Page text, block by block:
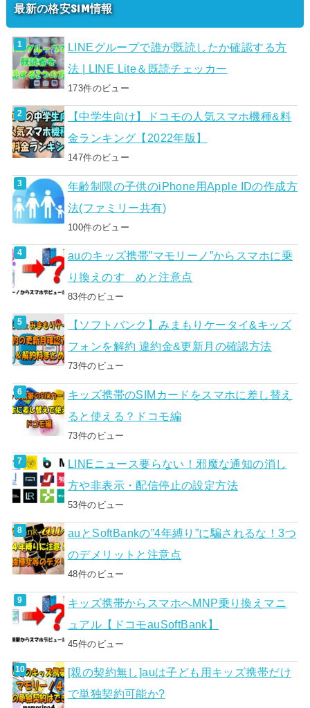
最新の格安SIM情報
LINEグループで誰が既読したか確認する方
法 | LINE Lite＆既読チェッカー
173件のビュー
【中学生向け】ドコモの人気スマホ機種&料
金ランキング【2022年版】
147件のビュー
年齢制限の子供のiPhone用Apple IDの作成方
法(ファミリー共有)
100件のビュー
auのキッズ携帯”マモリーノ”からスマホに乗
り換えのすゝめと注意点
83件のビュー
【ソフトバンク】みまもりケータイ&キッズ
フォンを解約 違約金&更新月の確認方法
73件のビュー
キッズ携帯のSIMカードをスマホに差し替え
ると使える？ドコモ編
73件のビュー
LINEニュース要らない！邪魔な通知の消し
方や非表示・配信停止の設定方法
53件のビュー
auとSoftBankの”4年縛り”に騙されるな！3つ
のデメリットと注意点
48件のビュー
キッズ携帯からスマホへMNP乗り換えマニ
ュアル【ドコモauSoftBank】
45件のビュー
[親の契約無し]auは子ども用キッズ携帯だけ
で単独契約可能か?